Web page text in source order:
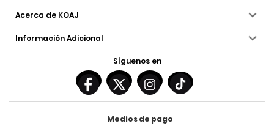
Acerca de KOAJ
Información Adicional
Síguenos en
Medios de pago